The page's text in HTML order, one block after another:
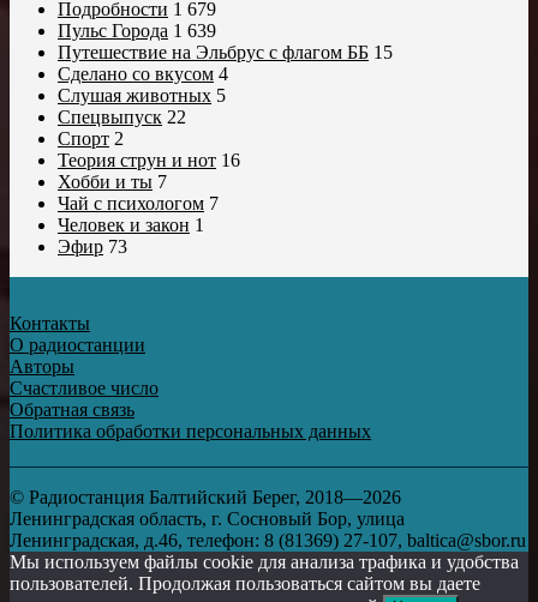
Подробности 1 679
Пульс Города 1 639
Путешествие на Эльбрус с флагом ББ 15
Сделано со вкусом 4
Слушая животных 5
Спецвыпуск 22
Спорт 2
Теория струн и нот 16
Хобби и ты 7
Чай с психологом 7
Человек и закон 1
Эфир 73
Контакты
О радиостанции
Авторы
Счастливое число
Обратная связь
Политика обработки персональных данных
© Радиостанция Балтийский Берег, 2018—2026
Ленинградская область, г. Сосновый Бор, улица
Ленинградская, д.46, телефон: 8 (81369) 27-107, baltica@sbor.ru
Мы используем файлы cookie для анализа трафика и удобства
пользователей. Продолжая пользоваться сайтом вы даете